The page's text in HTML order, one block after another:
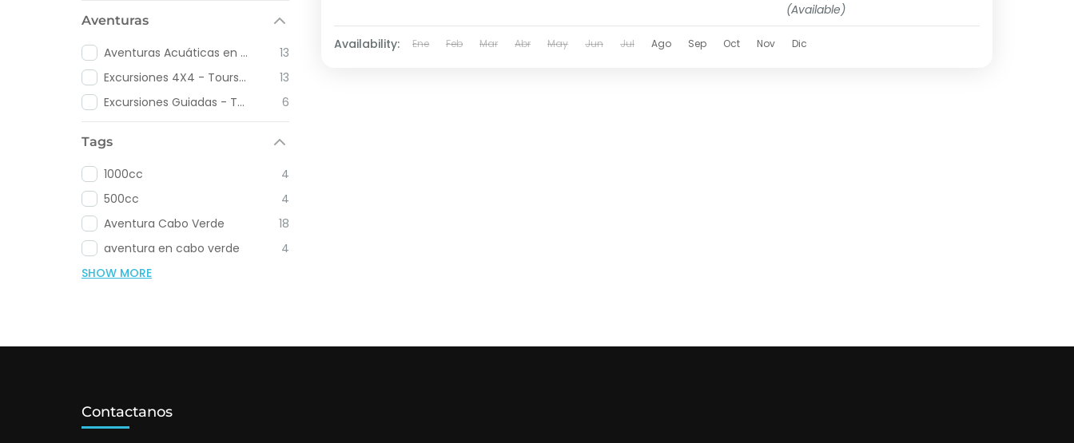
Aventuras
Aventuras Acuáticas en Cabo Verde
13
Excursiones 4X4 - Tours Todo Terreno en Cabo Verde
13
Excursiones Guiadas - Tours en Cabo Verde
6
Tags
1000cc
4
500cc
4
Aventura Cabo Verde
18
aventura en cabo verde
4
SHOW MORE
(Available)
Availability: Ene Feb Mar Abr May Jun Jul Ago Sep Oct Nov Dic
Contactanos